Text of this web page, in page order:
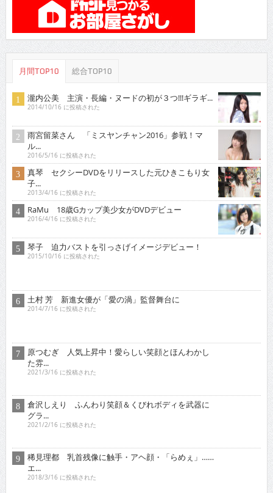
月間TOP10 総合TOP10
瀧内公美 主演・長編・ヌードの初が３つ!!!ギラギ...
2014/10/16 に投稿された
雨宮留菜さん 「ミスヤンチャン2016」参戦！マ
ル...
2016/5/16 に投稿された
真琴 セクシーDVDをリリースした元ひきこもり女
子...
2013/4/16 に投稿された
RaMu 18歳Gカップ美少女がDVDデビュー
2016/4/16 に投稿された
琴子 迫力バストを引っさげイメージデビュー！
2015/10/16 に投稿された
2014/7/16 に投稿された
2021/3/16 に投稿された
倉沢しえり ふんわり笑顔＆くびれボディを武器に
グラ...
稀見理都 乳首残像に触手・アヘ顔・「らめぇ」……
エ...
2018/3/16 に投稿された